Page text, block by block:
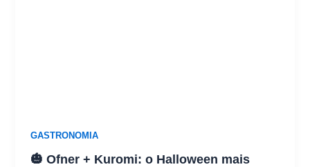
GASTRONOMIA
🎃 Ofner + Kuromi: o Halloween mais